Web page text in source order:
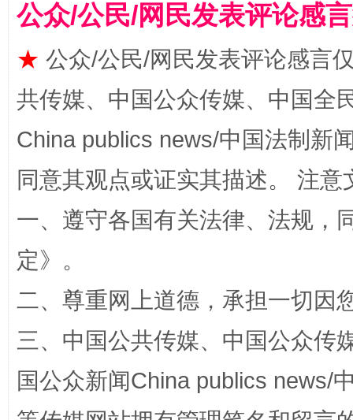
揭批美国五大"原罪" "炒
解纷+调解+退费，一次搞定
公众/公民/网民发表评论感
★ 公众/公民/网民发表评论感言
共传媒、中国公众传媒、中国全
China publics news/中国法制新
同意其观点或证实其描述。 注
一、遵守各国有关法律、法规，
定》。
二、尊重网上道德，承担一切因
三、中国公共传媒、中国公众传
国公众新闻China publics news/